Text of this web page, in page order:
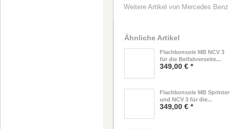
Weitere Artikel von Mercedes Benz
Ähnliche Artikel
Flachkonsole MB NCV 3
für die Beifahrerseite...
349,00 € *
Flachkonsole MB Sprinter
und NCV 3 für die...
349,00 € *